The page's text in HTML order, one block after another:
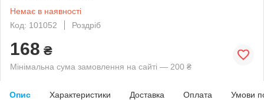
Немає в наявності
Код: 101052
Роздріб
168 ₴
Мінімальна сума замовлення на сайті — 200 ₴
Опис Характеристики Доставка Оплата Умови